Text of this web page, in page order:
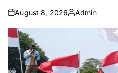
on
August 8, 2026
Posted
by
Admin